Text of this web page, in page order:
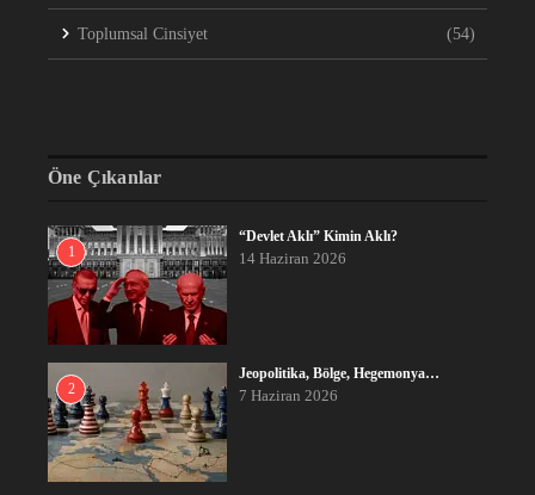
Toplumsal Cinsiyet (54)
Öne Çıkanlar
1
“Devlet Aklı” Kimin Aklı?
14 Haziran 2026
2
Jeopolitika, Bölge, Hegemonya…
7 Haziran 2026